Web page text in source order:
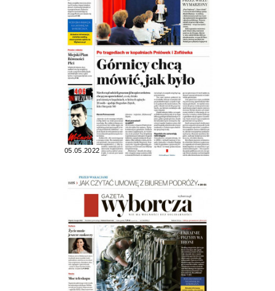
05.05.2022